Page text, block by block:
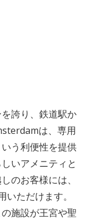
誇り、鉄道駅か
は、専用
う利便性を提供
いアメニティと
のお客様には、
ただけます。
施設が王宮や聖